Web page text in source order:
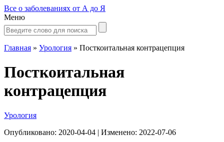
Все о заболеваниях от А до Я
Меню
Главная » Урология » Посткоитальная контрацепция
Посткоитальная
контрацепция
Урология
Опубликовано: 2020-04-04 | Изменено: 2022-07-06